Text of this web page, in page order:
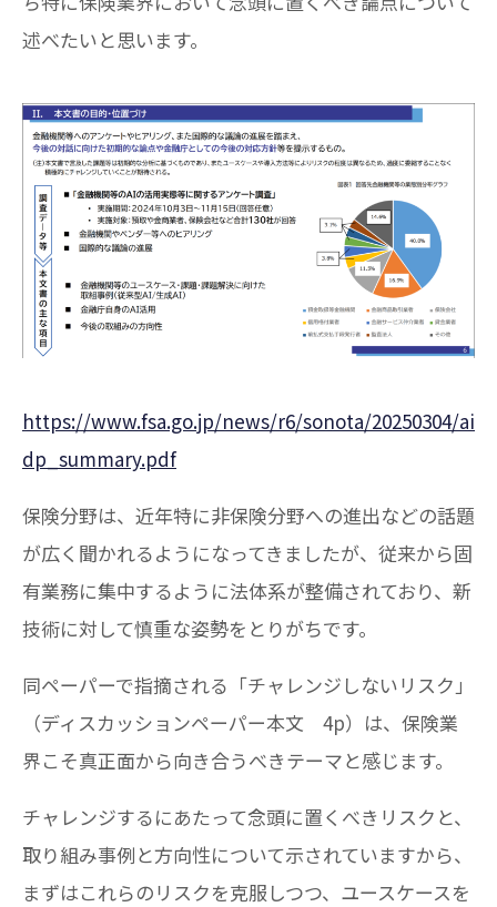
述べたいと思います。
https://www.fsa.go.jp/news/r6/sonota/20250304/ai
dp_summary.pdf
保険分野は、近年特に非保険分野への進出などの話題
が広く聞かれるようになってきましたが、従来から固
有業務に集中するように法体系が整備されており、新
技術に対して慎重な姿勢をとりがちです。
同ペーパーで指摘される「チャレンジしないリスク」
（ディスカッションペーパー本文 4p）は、保険業
界こそ真正面から向き合うべきテーマと感じます。
チャレンジするにあたって念頭に置くべきリスクと、
取り組み事例と方向性について示されていますから、
まずはこれらのリスクを克服しつつ、ユースケースを